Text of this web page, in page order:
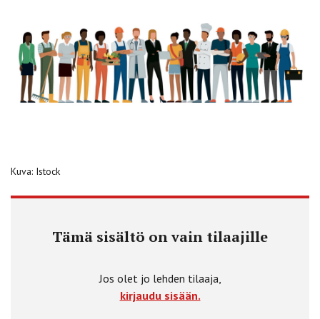
Kuva: Istock
Tämä sisältö on vain tilaajille
Jos olet jo lehden tilaaja,
kirjaudu sisään.